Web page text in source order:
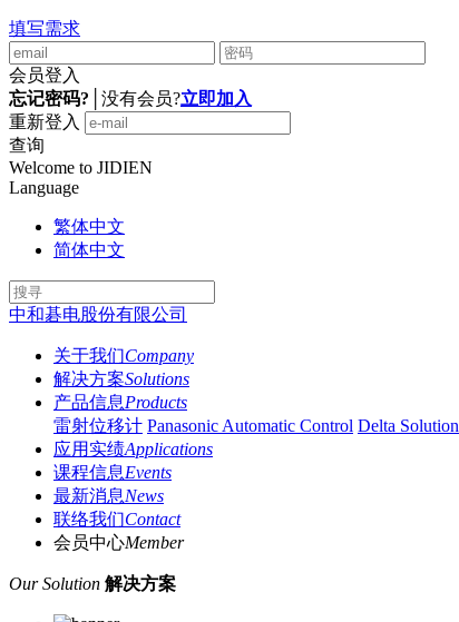
填写需求
会员登入
忘记密码?
没有会员?立即加入
重新登入
查询
Welcome to JIDIEN
Language
繁体中文
简体中文
中和碁电股份有限公司
关于我们Company
解决方案Solutions
产品信息Products
雷射位移计 Panasonic Automatic Control Delta Solution
应用实绩Applications
课程信息Events
最新消息News
联络我们Contact
会员中心Member
Our Solution 解决方案